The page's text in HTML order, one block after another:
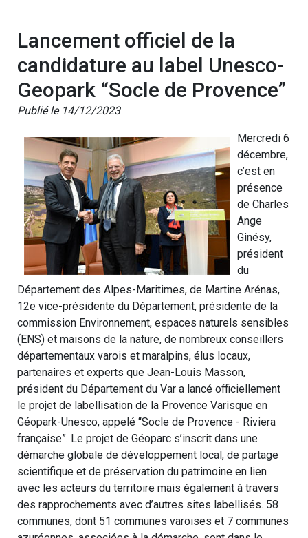
Lancement officiel de la
candidature au label Unesco-
Geopark “Socle de Provence”
Publié le 14/12/2023
Mercredi 6
décembre,
c’est en
présence
de Charles
Ange
Ginésy,
président
du
Département des Alpes-Maritimes, de Martine Arénas,
12e vice-présidente du Département, présidente de la
commission Environnement, espaces naturels sensibles
(ENS) et maisons de la nature, de nombreux conseillers
départementaux varois et maralpins, élus locaux,
partenaires et experts que Jean-Louis Masson,
président du Département du Var a lancé officiellement
le projet de labellisation de la Provence Varisque en
Géopark-Unesco, appelé “Socle de Provence - Riviera
française”. Le projet de Géoparc s’inscrit dans une
démarche globale de développement local, de partage
scientifique et de préservation du patrimoine en lien
avec les acteurs du territoire mais également à travers
des rapprochements avec d’autres sites labellisés. 58
communes, dont 51 communes varoises et 7 communes